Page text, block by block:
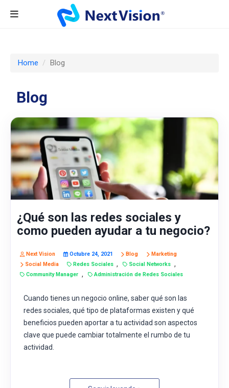
Home Blog
Blog
¿Qué son las redes sociales y
como pueden ayudar a tu negocio?
Next Vision Octubre 24, 2021 Blog
Marketing
Social Media
Redes Sociales , Social Networks ,
Community Manager , Administración de Redes Sociales
Cuando tienes un negocio online, saber qué son las
redes sociales, qué tipo de plataformas existen y qué
beneficios pueden aportar a tu actividad son aspectos
clave que puede cambiar totalmente el rumbo de tu
actividad.